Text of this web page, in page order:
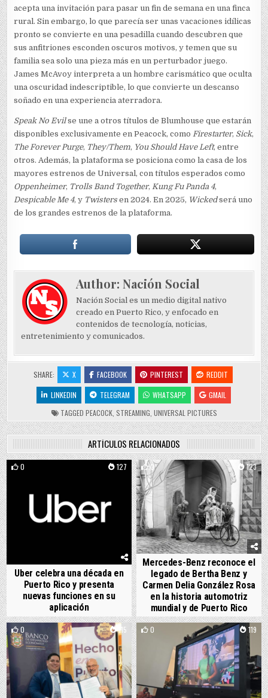
acepta una invitación para pasar un fin de semana en una finca
rural. Sin embargo, lo que parecía ser unas vacaciones idílicas
pronto se convierte en una pesadilla cuando descubren que
sus anfitriones esconden oscuros motivos, y temen que su
familia sea solo una pieza más en un perturbador juego.
James McAvoy interpreta a un hombre carismático que oculta
una oscuridad indescriptible, lo que convierte un descanso
soñado en una experiencia aterradora.
Speak No Evilse une a otros títulos de Blumhouse que estarán
disponibles exclusivamente en Peacock, comoFirestarter, Sick,
The Forever Purge, They/Them, You Should Have Left, entre
otros. Además, la plataforma se posiciona como la casa de los
mayores estrenos de Universal, con títulos esperados como
Oppenheimer, Trolls Band Together,Kung Fu Panda 4,
Despicable Me 4, y Twisters en 2024. En 2025, Wickedserá uno
de los grandes estrenos de la plataforma.
Author:Nación Social
Nación Social es un medio digital nativo
creado en Puerto Rico, y enfocado en
contenidos de tecnología, noticias,
entretenimiento y comunicados.
SHARE: X FACEBOOK PINTEREST
REDDIT
LINKEDIN
TELEGRAM WHATSAPP
GMAIL
TAGGED PEACOCK, STREAMING UNIVERSAL PICTURES
ARTÍCULOS RELACIONADOS
0 127
Uber celebra una década en
Puerto Rico y presenta
nuevas funciones en su
aplicación
0 123
Mercedes-Benz reconoce el
legado de Bertha Benz y
Carmen Delia González Rosa
en la historia automotriz
mundial y de Puerto Rico
0 115 0 119